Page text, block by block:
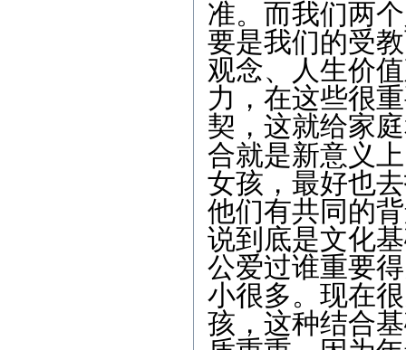
准。而我们两
要是我们的受
观念、人生价
力，在这些很
契，这就给家
合就是新意义
女孩，最好也
他们有共同的
说到底是文化
公爱过谁重要
小很多。现在
孩，这种结合